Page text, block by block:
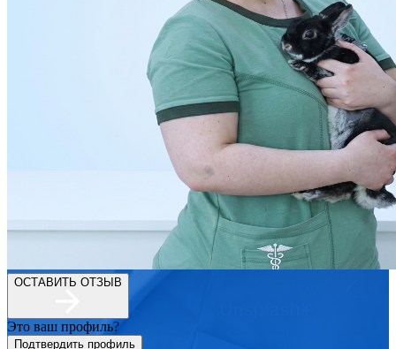
ОСТАВИТЬ ОТЗЫВ
Это ваш профиль?
Подтвердить профиль